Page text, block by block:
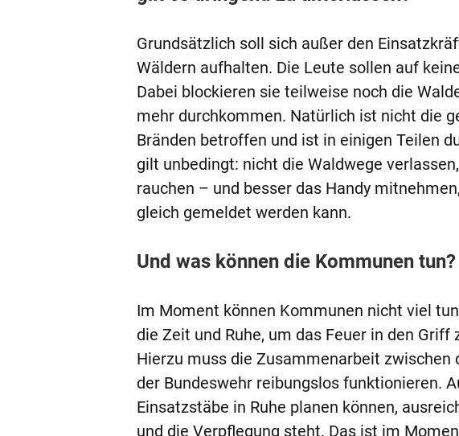
Grundsätzlich soll sich außer den
Wäldern aufhalten. Die Leute sollen auf
Dabei blockieren sie teilweise noch die
mehr durchkommen. Natürlich ist nicht die
Bränden betroffen und ist in einigen Teilen
gilt unbedingt: nicht die Waldwege
rauchen – und besser das Handy
gleich gemeldet werden kann.
Und was können die Kommunen tun?
Im Moment können Kommunen nicht viel
die Zeit und Ruhe, um das Feuer in den
Hierzu muss die Zusammenarbeit zwischen
der Bundeswehr reibungslos funktionieren.
Einsatzstäbe in Ruhe planen können,
und die Verpflegung steht. Das ist im